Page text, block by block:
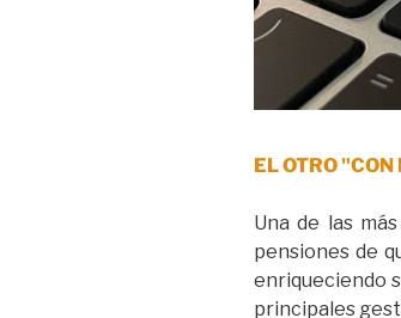
EL OTRO
Una de las
pensiones de
enriqueciendo
principales